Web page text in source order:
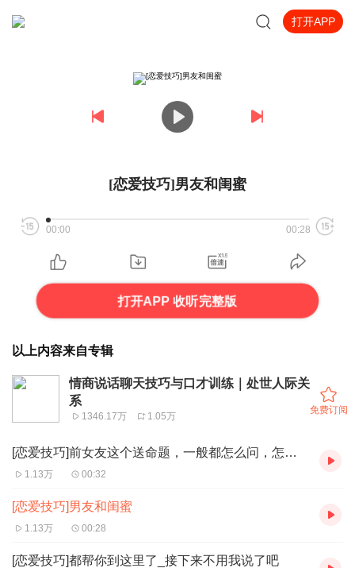
打开APP
[恋爱技巧]男友和闺蜜
00:00 00:28
打开APP 收听完整版
以上内容来自专辑
情商说话聊天技巧与口才训练｜处世人际关
系
1346.17万 1.05万
免费订阅
[恋爱技巧]前女友这个送命题，一般都怎么问，怎么答呢
1.13万 00:32
[恋爱技巧]男友和闺蜜
1.13万 00:28
[恋爱技巧]都帮你到这里了_接下来不用我说了吧